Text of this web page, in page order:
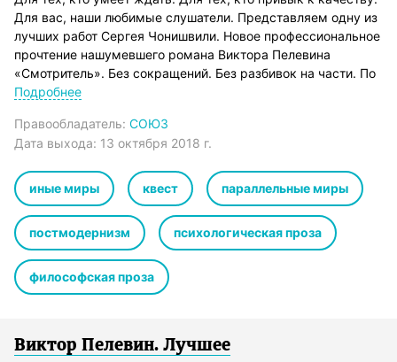
Для вас, наши любимые слушатели. Представляем одну из
лучших работ Сергея Чонишвили. Новое профессиональное
прочтение нашумевшего романа Виктора Пелевина
«Смотритель». Без сокращений. Без разбивок на части. По
специальной цене. Слушайте и наслаждайтесь!
гением Франца-Антона Месмера. Этот мир получил
название Идиллиум, а его первым Смотрителем стал
заговорщиками во время переворота в Санкт-Петербурге,
а целым и невредимым переселился в новый мир.
Идиллиум существует уже с конца восемнадцатого века,
полностью автономно и независимо от нашего мира.
Охранять Идиллиум – поручено Смотрителям, каждый из
которых должен разгадать не только тайну нового мира, но
и понять, кто же есть он сам…
©&℗ ИП Воробьев
Подробнее
Правообладатель: СОЮЗ
Дата выхода: 13 октября 2018 г.
иные миры квест параллельные миры
постмодернизм психологическая проза
философская проза
Виктор Пелевин. Лучшее